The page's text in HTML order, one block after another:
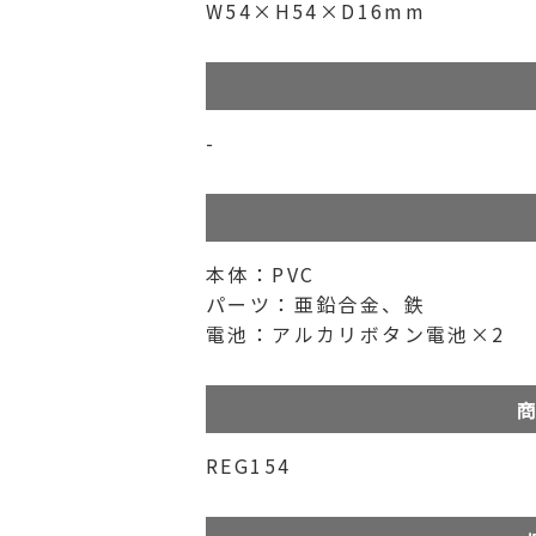
W54×H54×D16mm
-
本体：PVC
パーツ：亜鉛合金、鉄
電池：アルカリボタン電池×2
REG154